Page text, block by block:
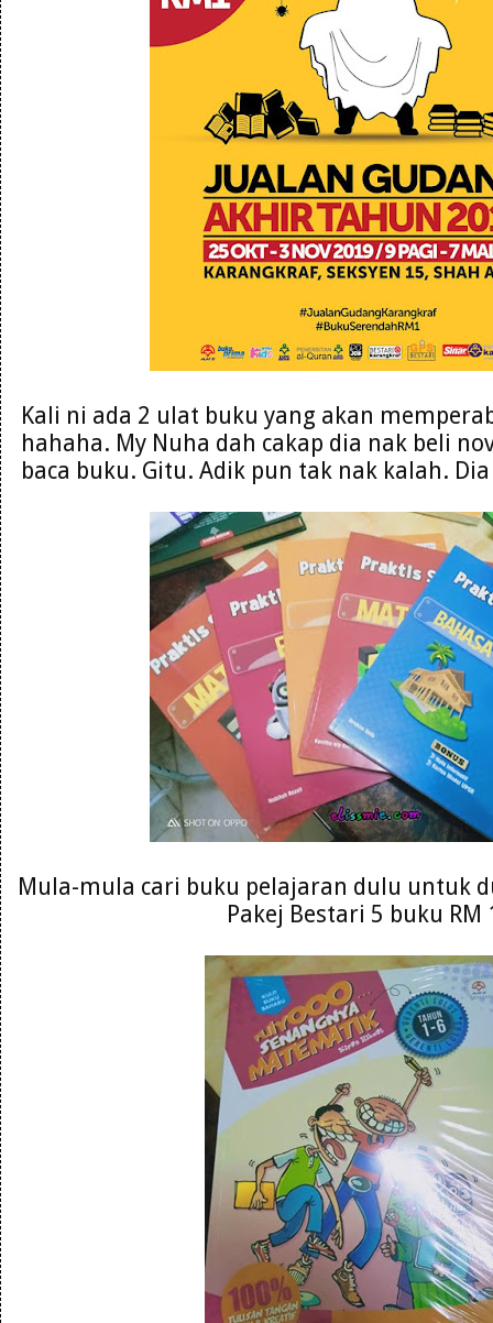
Kali ni ada 2 ulat buku yang akan
hahaha. My Nuha dah cakap dia nak beli
baca buku. Gitu. Adik pun tak nak kalah.
Mula-mula cari buku pelajaran dulu untuk
Pakej Bestari 5 buku RM